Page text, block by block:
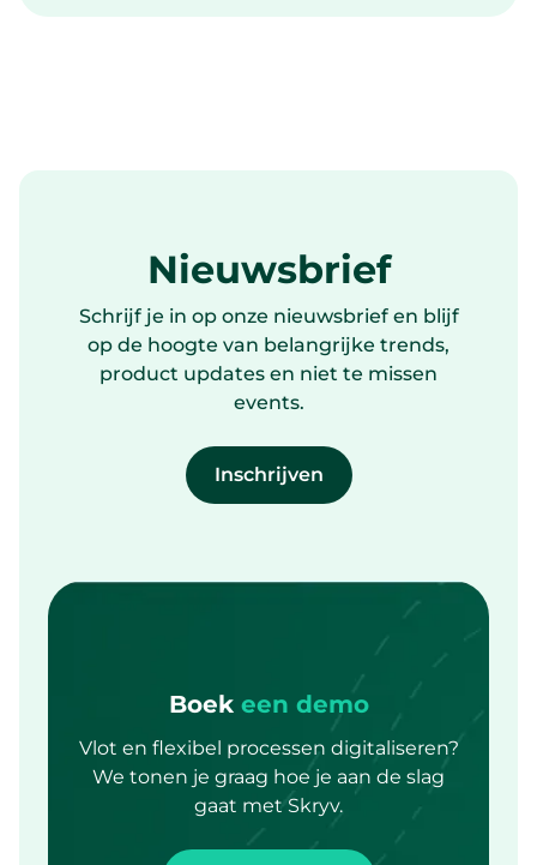
Nieuwsbrief
Schrijf je in op onze nieuwsbrief en blijf
op de hoogte van belangrijke trends,
product updates en niet te missen
events.
Inschrijven
Boek een demo
Vlot en flexibel processen digitaliseren?
We tonen je graag hoe je aan de slag
gaat met Skryv.